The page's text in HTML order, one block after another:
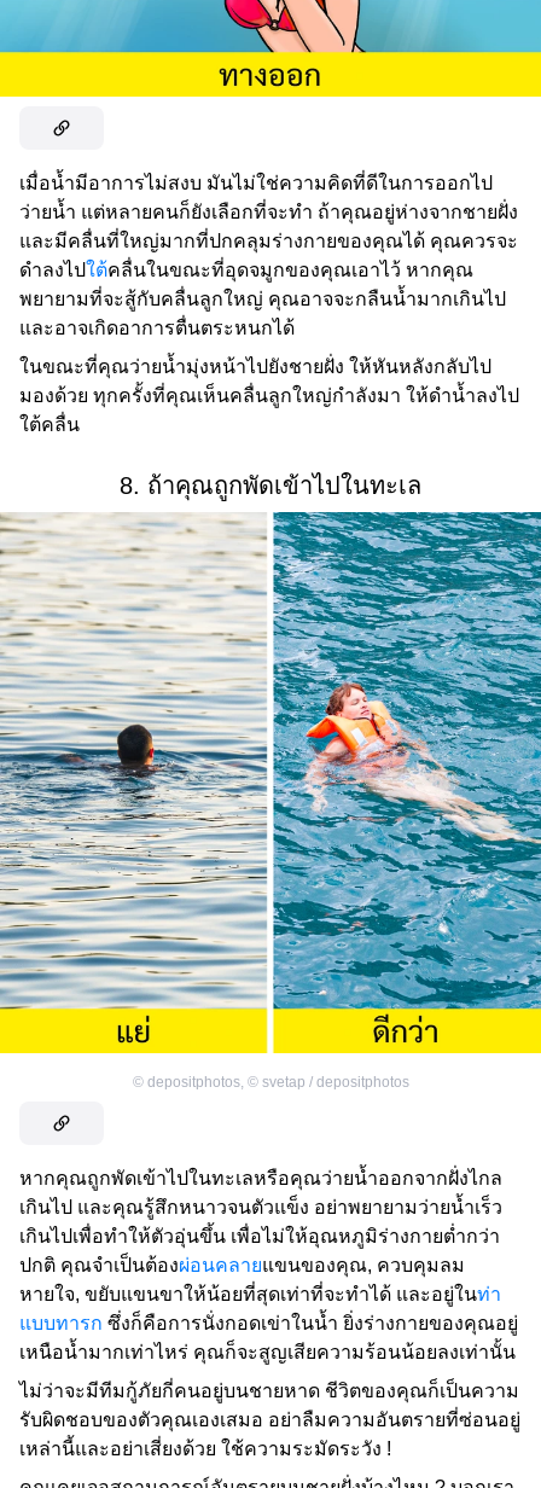
เมื่อน้ำมีอาการไม่สงบ มันไม่ใช่ความคิดที่ดีในการออกไป
ว่ายน้ำ แต่หลายคนก็ยังเลือกที่จะทำ ถ้าคุณอยู่ห่างจากชายฝั่ง
และมีคลื่นที่ใหญ่มากที่ปกคลุมร่างกายของคุณได้ คุณควรจะ
ดำลงไปใต้คลื่นในขณะที่อุดจมูกของคุณเอาไว้ หากคุณ
พยายามที่จะสู้กับคลื่นลูกใหญ่ คุณอาจจะกลืนน้ำมากเกินไป
และอาจเกิดอาการตื่นตระหนกได้
ในขณะที่คุณว่ายน้ำมุ่งหน้าไปยังชายฝั่ง ให้หันหลังกลับไป
มองด้วย ทุกครั้งที่คุณเห็นคลื่นลูกใหญ่กำลังมา ให้ดำน้ำลงไป
ใต้คลื่น
8. ถ้าคุณถูกพัดเข้าไปในทะเล
© depositphotos, © svetap / depositphotos
หากคุณถูกพัดเข้าไปในทะเลหรือคุณว่ายน้ำออกจากฝั่งไกล
เกินไป และคุณรู้สึกหนาวจนตัวแข็ง อย่าพยายามว่ายน้ำเร็ว
เกินไปเพื่อทำให้ตัวอุ่นขึ้น เพื่อไม่ให้อุณหภูมิร่างกายต่ำกว่า
ปกติ คุณจำเป็นต้องผ่อนคลายแขนของคุณ, ควบคุมลม
หายใจ, ขยับแขนขาให้น้อยที่สุดเท่าที่จะทำได้ และอยู่ในท่า
แบบทารก ซึ่งก็คือการนั่งกอดเข่าในน้ำ ยิ่งร่างกายของคุณอยู่
เหนือน้ำมากเท่าไหร่ คุณก็จะสูญเสียความร้อนน้อยลงเท่านั้น
ไม่ว่าจะมีทีมกู้ภัยกี่คนอยู่บนชายหาด ชีวิตของคุณก็เป็นความ
รับผิดชอบของตัวคุณเองเสมอ อย่าลืมความอันตรายที่ซ่อนอยู่
เหล่านี้และอย่าเสี่ยงด้วย ใช้ความระมัดระวัง !